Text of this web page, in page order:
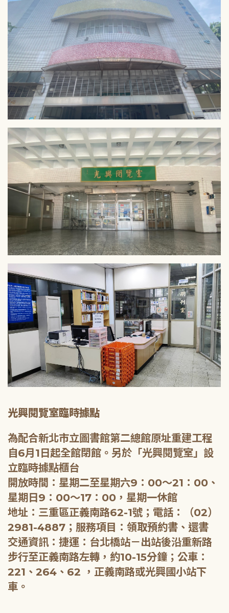
光興閱覽室臨時據點
為配合新北市立圖書館第二總館原址重建工程
自6月1日起全館閉館。另於「光興閱覽室」設
立臨時據點櫃台
開放時間：星期二至星期六9：00～21：00、
星期日9：00～17：00，星期一休館
地址：三重區正義南路62-1號；電話：（02）
2981-4887；服務項目：領取預約書、還書
交通資訊：捷運：台北橋站－出站後沿重新路
步行至正義南路左轉，約10-15分鐘；公車：
221、264、62 ，正義南路或光興國小站下
車。